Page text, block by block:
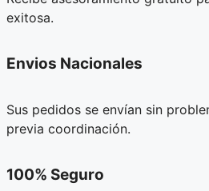
exitosa.
Envios Nacionales
Sus pedidos se envían sin
previa coordinación.
100% Seguro